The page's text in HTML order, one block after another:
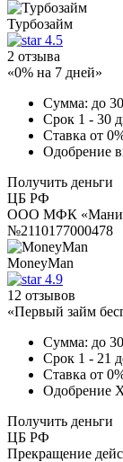
Турбозайм
4.5
2 отзыва
«0% на 7 дней»
Сумма: до
Срок 1 - 30
Ставка от
Одобрение
Получить деньги
ЦБ РФ
ООО МФК «Мани
№2110177000478
MoneyMan
4.9
12 отзывов
«Первый займ
Сумма: до
Срок 1 - 21
Ставка от
Одобрение
Получить деньги
ЦБ РФ
Прекращение